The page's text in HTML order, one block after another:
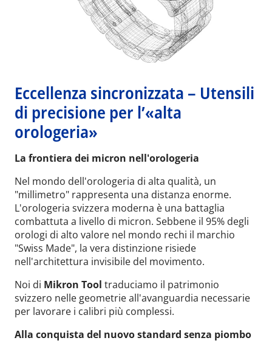
Eccellenza sincronizzata – Utensili
di precisione per l’«alta
orologeria»
La frontiera dei micron nell'orologeria
Nel mondo dell'orologeria di alta qualità, un
"millimetro" rappresenta una distanza enorme.
L'orologeria svizzera moderna è una battaglia
combattuta a livello di micron. Sebbene il 95% degli
orologi di alto valore nel mondo rechi il marchio
"Swiss Made", la vera distinzione risiede
nell'architettura invisibile del movimento.
Noi di Mikron Tool traduciamo il patrimonio
svizzero nelle geometrie all'avanguardia necessarie
per lavorare i calibri più complessi.
Alla conquista del nuovo standard senza piombo